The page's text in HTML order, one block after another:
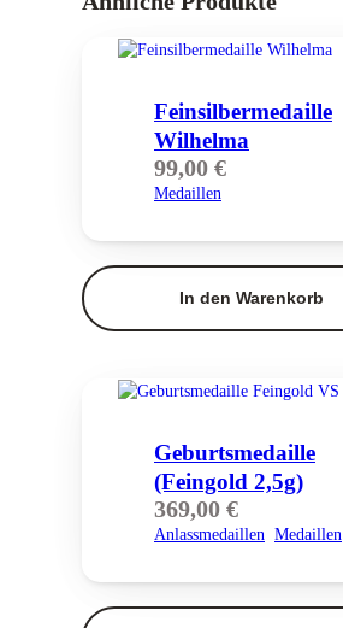
Feinsilber­medaille
Wilhelma
99,00 €
Medaillen
In den Warenkorb
Geburtsmedaille
(Feingold 2,5g)
369,00 €
Anlassmedaillen Medaillen